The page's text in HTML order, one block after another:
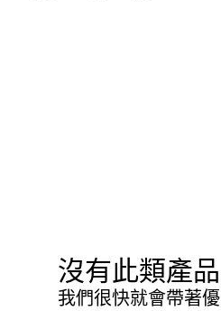
沒有此類產品
我們很快就會帶著